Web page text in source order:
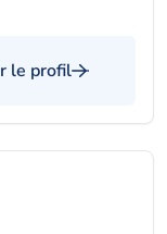
le profil